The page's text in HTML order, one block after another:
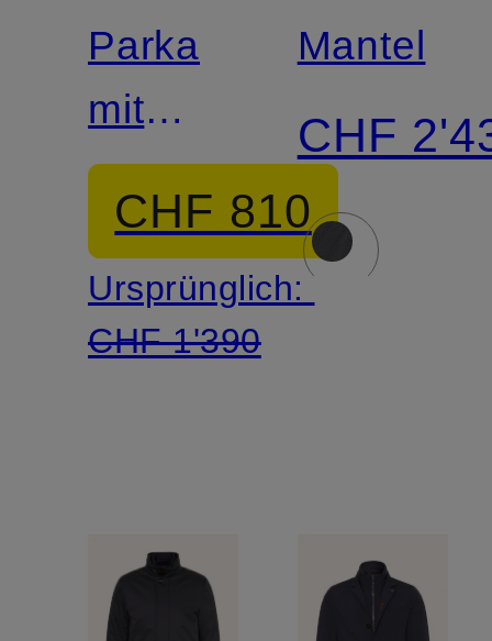
Parka
mit
abnehmbarer
Kapuze
CHF 810
Ursprünglich:
CHF 1'390
Mantel
CHF